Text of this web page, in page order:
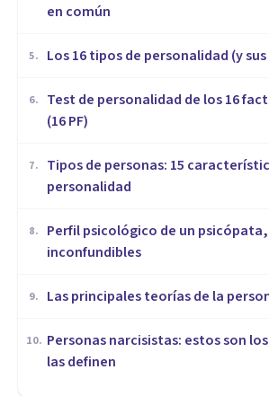
en común
5. Los 16 tipos de personalidad (y
6.
Test de personalidad de los 16
(16 PF)
7.
Tipos de personas: 15
personalidad
8.
Perfil psicológico de un psicópata,
inconfundibles
9. Las principales teorías de la
10. Personas narcisistas: estos son
las definen